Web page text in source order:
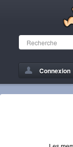
Connexion